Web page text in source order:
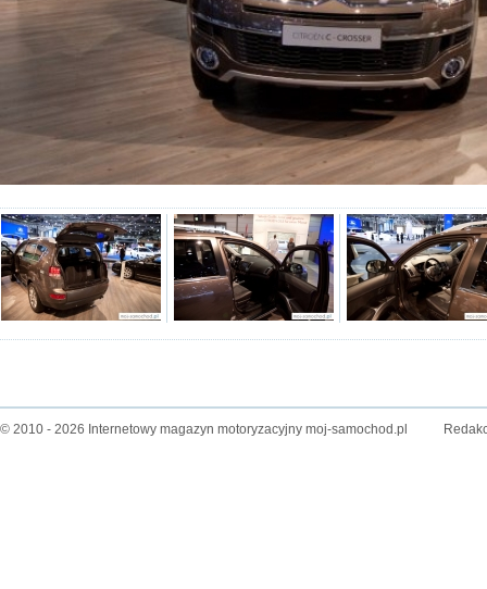
© 2010 - 2026 Internetowy magazyn motoryzacyjny moj-samochod.pl